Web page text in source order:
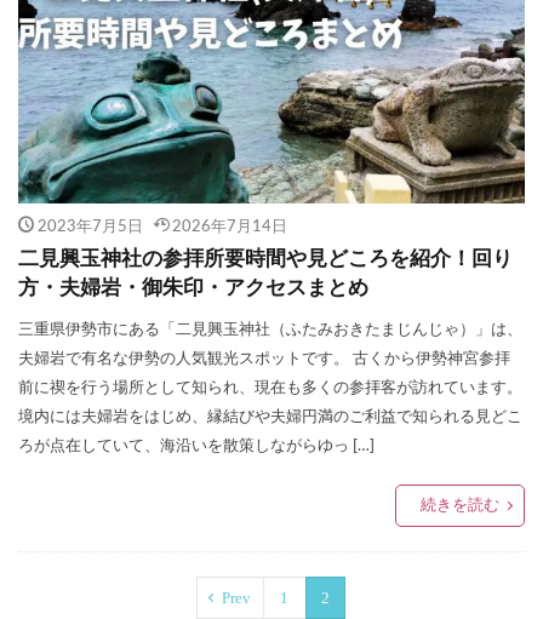
2023年7月5日 2026年7月14日
二見興玉神社の参拝所要時間や見どころを紹介！回り
方・夫婦岩・御朱印・アクセスまとめ
三重県伊勢市にある「二見興玉神社（ふたみおきたまじんじゃ）」は、
夫婦岩で有名な伊勢の人気観光スポットです。 古くから伊勢神宮参拝
前に禊を行う場所として知られ、現在も多くの参拝客が訪れています。
境内には夫婦岩をはじめ、縁結びや夫婦円満のご利益で知られる見どこ
ろが点在していて、海沿いを散策しながらゆっ […]
続きを読む
Prev 1 2